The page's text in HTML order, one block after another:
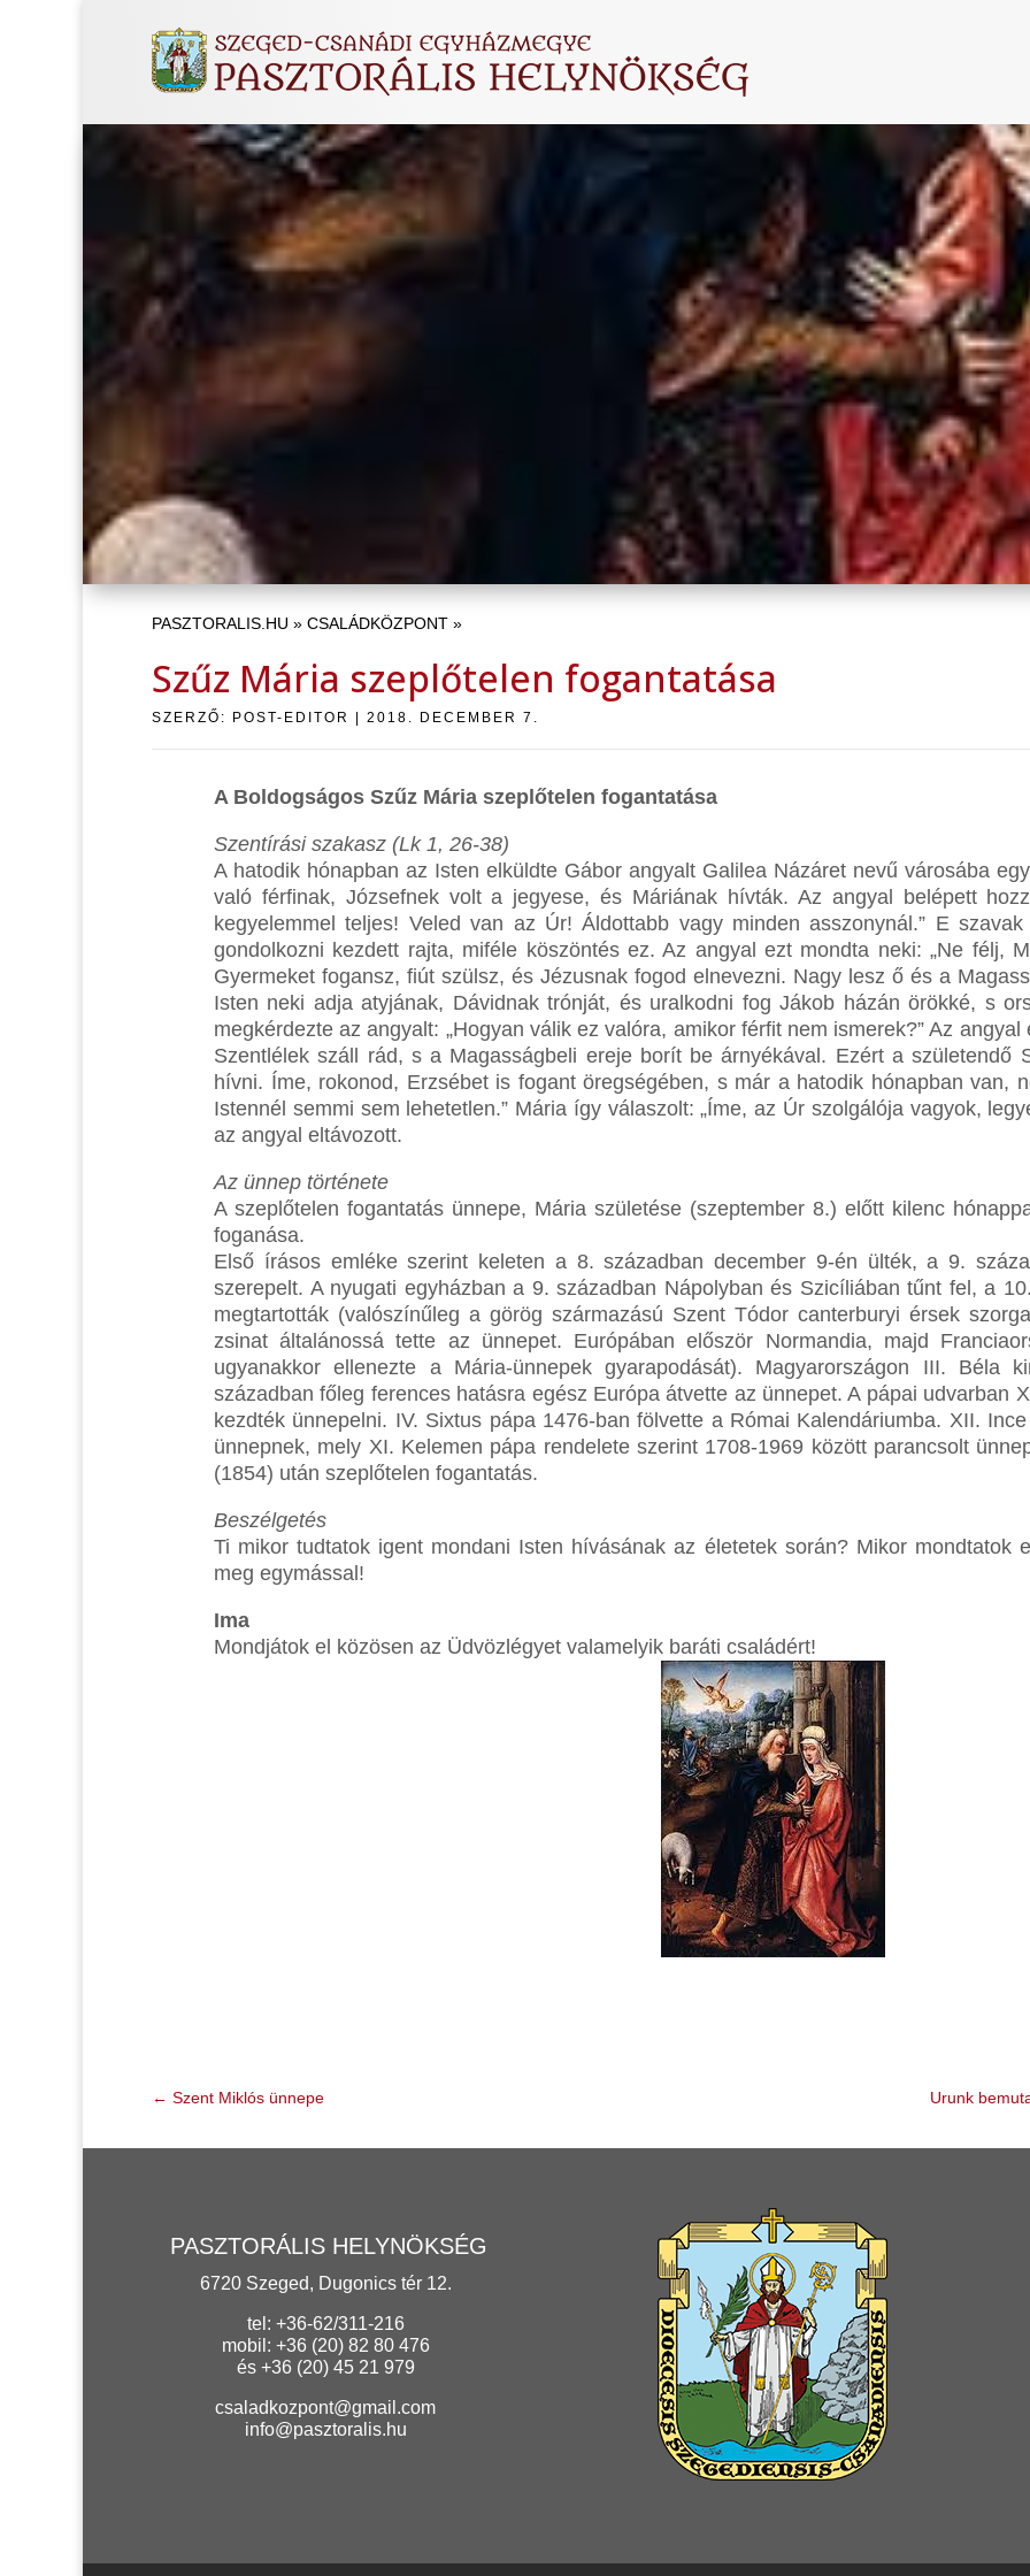
PASZTORALIS.HU » CSALÁDKÖZPONT »
Szűz Mária szeplőtelen fogantatása
SZERZŐ: POST-EDITOR 2018. DECEMBER 7.
A Boldogságos Szűz Mária szeplőtelen fogantatása
Szentírási szakasz (Lk 1, 26-38)
A hatodik hónapban az Isten elküldte Gábor angyalt Galilea Názáret nevű városába
való férfinak, Józsefnek volt a jegyese, és Máriának hívták. Az angyal belépett
kegyelemmel teljes! Veled van az Úr! Áldottabb vagy minden asszonynál.” E
gondolkozni kezdett rajta, miféle köszöntés ez. Az angyal ezt mondta neki: „Ne félj,
Gyermeket fogansz, fiút szülsz, és Jézusnak fogod elnevezni. Nagy lesz ő és a
Isten neki adja atyjának, Dávidnak trónját, és uralkodni fog Jákob házán örökké, s
megkérdezte az angyalt: „Hogyan válik ez valóra, amikor férfit nem ismerek?” Az
Szentlélek száll rád, s a Magasságbeli ereje borít be árnyékával. Ezért a születendő
hívni. Íme, rokonod, Erzsébet is fogant öregségében, s már a hatodik hónapban van,
Istennél semmi sem lehetetlen.” Mária így válaszolt: „Íme, az Úr szolgálója vagyok,
az angyal eltávozott.
Az ünnep története
A szeplőtelen fogantatás ünnepe, Mária születése (szeptember 8.) előtt kilenc
foganása.
Első írásos emléke szerint keleten a 8. században december 9-én ülték, a 9.
szerepelt. A nyugati egyházban a 9. században Nápolyban és Szicíliában tűnt fel, a
megtartották (valószínűleg a görög származású Szent Tódor canterburyi érsek
zsinat általánossá tette az ünnepet. Európában először Normandia, majd
ugyanakkor ellenezte a Mária-ünnepek gyarapodását). Magyarországon III. Béla
században főleg ferences hatásra egész Európa átvette az ünnepet. A pápai udvarban
kezdték ünnepelni. IV. Sixtus pápa 1476-ban fölvette a Római Kalendáriumba. XII.
ünnepnek, mely XI. Kelemen pápa rendelete szerint 1708-1969 között parancsolt
(1854) után szeplőtelen fogantatás.
Beszélgetés
Ti mikor tudtatok igent mondani Isten hívásának az életetek során? Mikor mondtatok
meg egymással!
Ima
Mondjátok el közösen az Üdvözlégyet valamelyik baráti családért!
← Szent Miklós ünnepe Urunk
PASZTORÁLIS HELYNÖKSÉG
6720 Szeged, Dugonics tér 12.
tel: +36-62/311-216
mobil: +36 (20) 82 80 476
és +36 (20) 45 21 979
csaladkozpont@gmail.com
info@pasztoralis.hu